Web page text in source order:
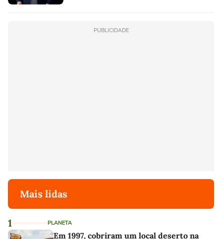
PUBLICIDADE
Mais lidas
1 PLANETA
Em 1997, cobriram um local deserto na